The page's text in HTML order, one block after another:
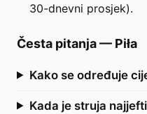
30-dnevni prosjek).
Česta pitanja— Piła
Kako se određuje
Kada je struja